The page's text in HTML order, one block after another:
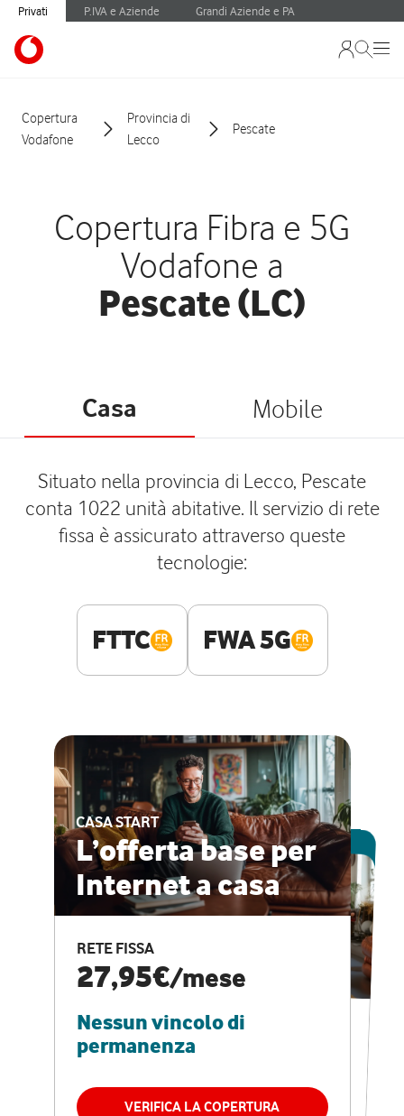
Privati P.IVA e Aziende Grandi Aziende e PA
Copertura
Vodafone
Provincia di
Lecco
Pescate
Copertura Fibra e 5G
Vodafone a
Pescate (LC)
Casa Mobile
Situato nella provincia di Lecco, Pescate
conta 1022 unità abitative. Il servizio di rete
fissa è assicurato attraverso queste
tecnologie:
FTTC FWA 5G
CASA START
L’offerta base per
Internet a casa
RETE FISSA
27,95€/mese
Nessun vincolo di
permanenza
VERIFICA LA COPERTURA
ESCLUSIVA ONLINE
CASA PRO
Internet veloce e
vantaggi speciali
RETE FISSA + VODAFONE CLUB
29,95€
permanenza